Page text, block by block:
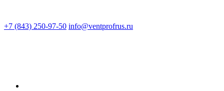
+7 (843) 250-97-50 info@ventprofrus.ru